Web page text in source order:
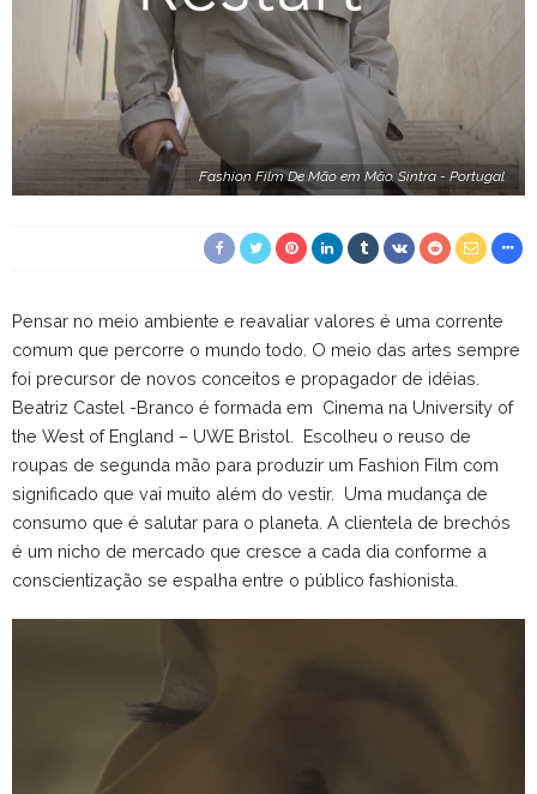
Fashion Film De Mão em Mão. Sintra - Portugal
Pensar no meio ambiente e reavaliar valores é uma corrente
comum que percorre o mundo todo. O meio das artes sempre
foi precursor de novos conceitos e propagador de idéias.
Beatriz Castel -Branco é formada em Cinema na University of
the West of England – UWE Bristol.
Escolheu o reuso de
roupas de segunda mão para produzir um Fashion Film com
significado que vai muito além do vestir.
Uma mudança de
consumo que é salutar para o planeta. A clientela de brechós
é um nicho de mercado que cresce a cada dia conforme a
conscientização se espalha entre o público fashionista